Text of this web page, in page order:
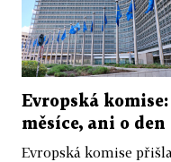
Evropská
měsíce, ani o den
Evropská komise